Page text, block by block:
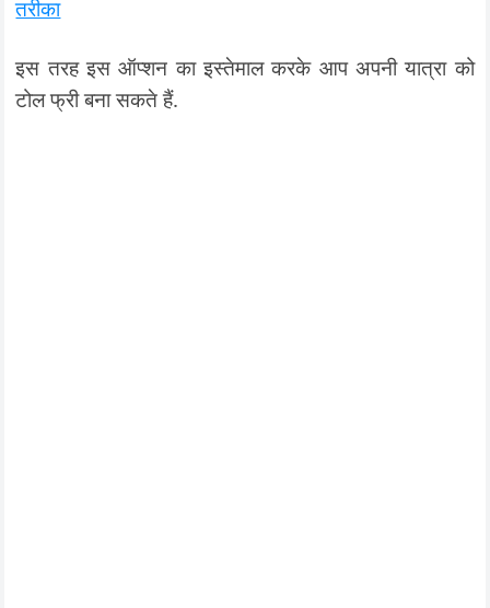
तरीका
इस तरह इस ऑप्शन का इस्तेमाल करके आप अपनी यात्रा को
टोल फ्री बना सकते हैं.